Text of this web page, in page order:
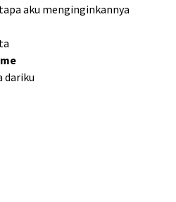
aku menginginkannya
dariku